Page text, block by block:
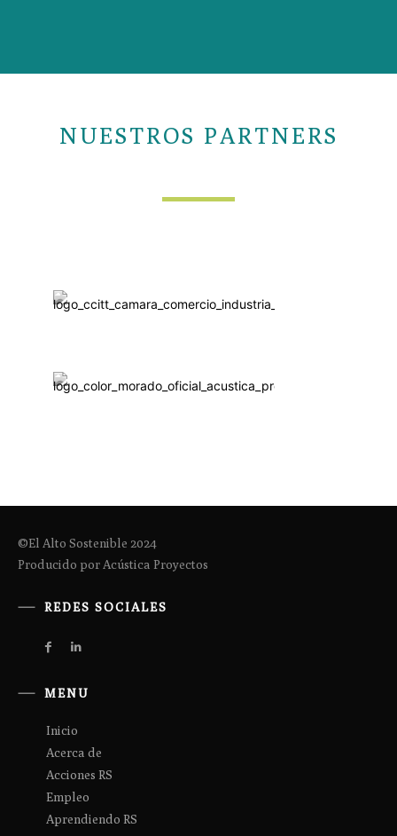
NUESTROS PARTNERS
©El Alto Sostenible 2024
Producido por Acústica Proyectos
REDES SOCIALES
MENU
Inicio
Acerca de
Acciones RS
Empleo
Aprendiendo RS